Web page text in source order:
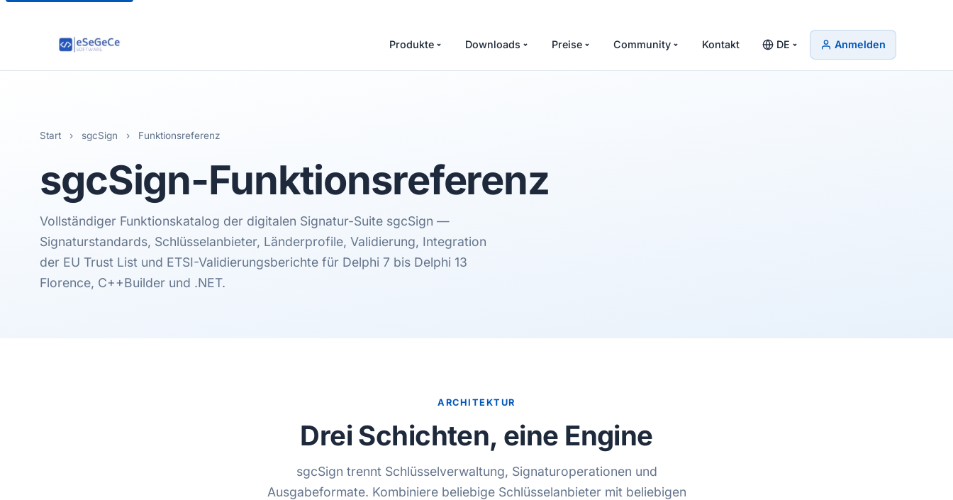
Produkte Downloads Preise Community Kontakt DE Anmelden
Start › sgcSign › Funktionsreferenz
sgcSign-Funktionsreferenz
Vollständiger Funktionskatalog der digitalen Signatur-Suite sgcSign —
Signaturstandards, Schlüsselanbieter, Länderprofile, Validierung, Integration
der EU Trust List und ETSI-Validierungsberichte für Delphi 7 bis Delphi 13
Florence, C++Builder und .NET.
ARCHITEKTUR
Drei Schichten, eine Engine
sgcSign trennt Schlüsselverwaltung, Signaturoperationen und
Ausgabeformate. Kombiniere beliebige Schlüsselanbieter mit beliebigen